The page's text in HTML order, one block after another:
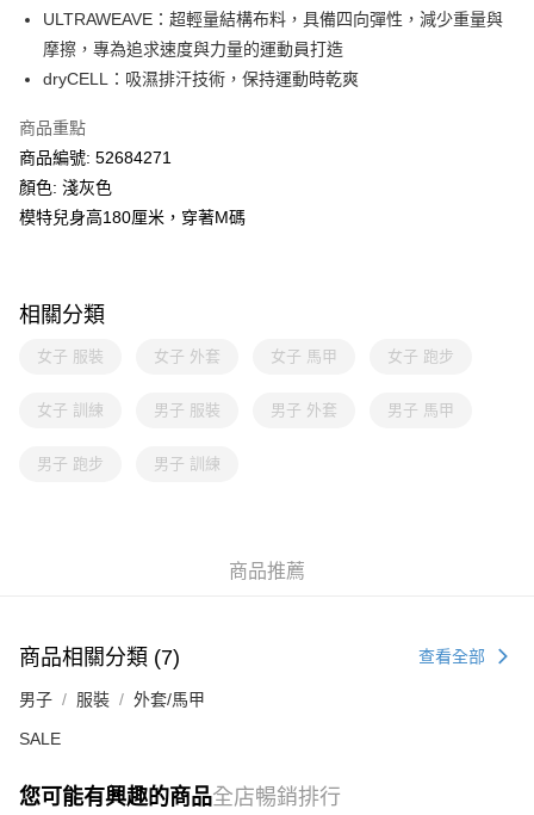
單筆訂單淨值滿$399可享免運費優惠
每筆HK$30.00，滿HK$399.00或以上免運費
ULTRAWEAVE：超輕量結構布料，具備四向彈性，減少重量與
摩擦，專為追求速度與力量的運動員打造
dryCELL：吸濕排汗技術，保持運動時乾爽
商品重點
商品編號: 52684271
顏色: 淺灰色
模特兒身高180厘米，穿著M碼
相關分類
女子 服裝 女子 外套 女子 馬甲 女子 跑步
女子 訓練 男子 服裝 男子 外套 男子 馬甲
男子 跑步 男子 訓練
商品推薦
商品相關分類 (7) 查看全部
男子 服裝 外套/馬甲
SALE
您可能有興趣的商品全店暢銷排行